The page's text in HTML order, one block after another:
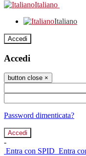
Italiano
Italiano
Accedi
Accedi
button close ×
Password dimenticata?
-
Entra con SPID Entra